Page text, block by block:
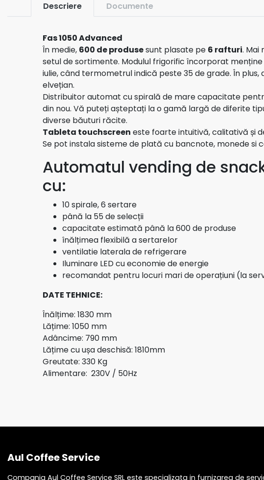
Pahare carton 7oz
Capsule Lvazza
Decalcifiant Anticalcar
Descriere Documente
Fas 1050 Advanced
În medie, 600 de produsesunt plasate pe 6 rafturi. Mai
setul de sortimente. Modulul frigorific încorporat
iulie, când termometrul indică peste 35 de grade. În
elvețian.
Distribuitor automat cu spirală de mare capacitate
din nou. Vă puteți așteptați la o gamă largă de diferite
diverse băuturi răcite.
Tableta touchscreen este foarte intuitivă, calitativă și
Se pot instala sisteme de plată cu bancnote, monede si
Automatul vending de
cu:
10 spirale, 6 sertare
până la 55 de selecții
capacitate estimată până la 600 de produse
înălțimea flexibilă a sertarelor
ventilatie laterala de refrigerare
Iluminare LED cu economie de energie
recomandat pentru locuri mari de operațiuni (la
DATE TEHNICE:
Înălțime: 1830 mm
Lățime: 1050 mm
Adâncime: 790 mm
Lățime cu ușa deschisă: 1810mm
Greutate: 330 Kg
Alimentare: 230V / 50Hz
Aul Coffee Service
Compania Aul Coffee Service SRL este specializata in furnizarea de